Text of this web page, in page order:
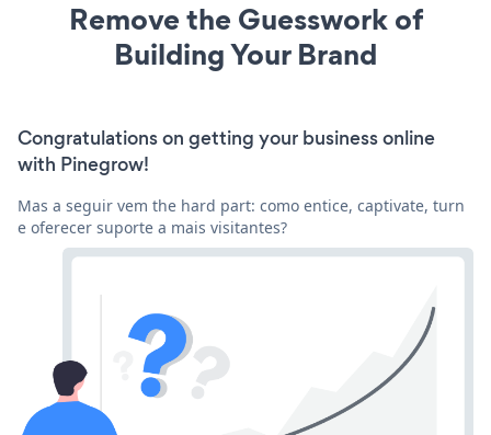
Remove the Guesswork of
Building Your Brand
Congratulations on getting your business online
with Pinegrow!
Mas a seguir vem the hard part: como entice, captivate, turn
e oferecer suporte a mais visitantes?